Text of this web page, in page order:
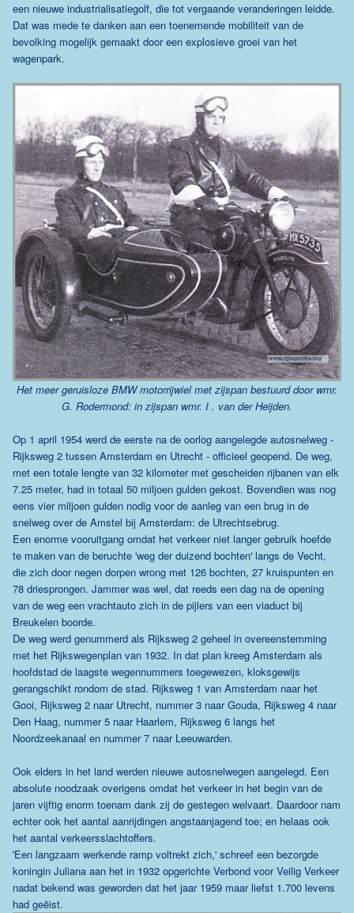
een nieuwe industrialisatiegolf, die tot vergaande veranderingen leidde.
Dat was mede te danken aan een toenemende mobiliteit van de
bevolking mogelijk gemaakt door een explosieve groei van het
wagenpark.
Het meer geruisloze BMW motorrijwiel met zijspan bestuurd door wmr.
G. Rodermond: in zijspan wmr. I . van der Heijden.
Op 1 april 1954 werd de eerste na de oorlog aangelegde autosnelweg -
Rijksweg 2 tussen Amsterdam en Utrecht - officieel geopend. De weg,
met een totale lengte van 32 kilometer met gescheiden rijbanen van elk
7.25 meter, had in totaal 50 miljoen gulden gekost. Bovendien was nog
eens vier miljoen gulden nodig voor de aanleg van een brug in de
snelweg over de Amstel bij Amsterdam: de Utrechtsebrug.
Een enorme vooruitgang omdat het verkeer niet langer gebruik hoefde
te maken van de beruchte 'weg der duizend bochten' langs de Vecht,
die zich door negen dorpen wrong met 126 bochten, 27 kruispunten en
78 driesprongen. Jammer was wel, dat reeds een dag na de opening
van de weg een vrachtauto zich in de pijlers van een viaduct bij
Breukelen boorde.
De weg werd genummerd als Rijksweg 2 geheel in overeenstemming
met het Rijkswegenplan van 1932. In dat plan kreeg Amsterdam als
hoofdstad de laagste wegennummers toegewezen, kloksgewijs
gerangschikt rondom de stad. Rijksweg 1 van Amsterdam naar het
Gooi, Rijksweg 2 naar Utrecht, nummer 3 naar Gouda, Rijksweg 4 naar
Den Haag, nummer 5 naar Haarlem, Rijksweg 6 langs het
Noordzeekanaal en nummer 7 naar Leeuwarden.
Ook elders in het land werden nieuwe autosnelwegen aangelegd. Een
absolute noodzaak overigens omdat het verkeer in het begin van de
jaren vijftig enorm toenam dank zij de gestegen welvaart. Daardoor nam
echter ook het aantal aanrijdingen angstaanjagend toe; en helaas ook
het aantal verkeersslachtoffers.
'Een langzaam werkende ramp voltrekt zich,' schreef een bezorgde
koningin Juliana aan het in 1932 opgerichte Verbond voor Veilig Verkeer
nadat bekend was geworden dat het jaar 1959 maar liefst 1.700 levens
had geëist.